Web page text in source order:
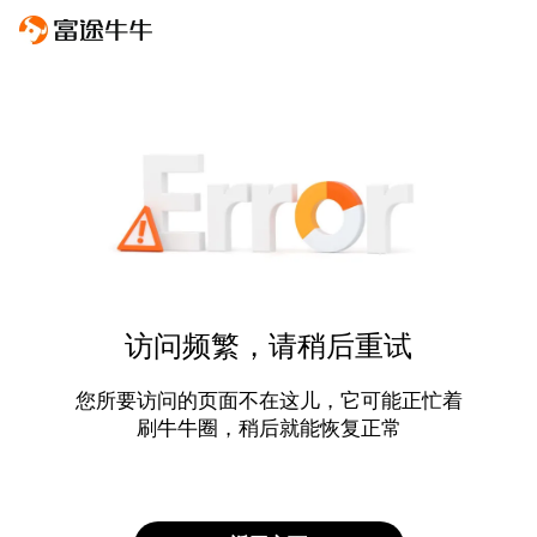
访问频繁，请稍后重试
您所要访问的页面不在这儿，它可能正忙着
刷牛牛圈，稍后就能恢复正常